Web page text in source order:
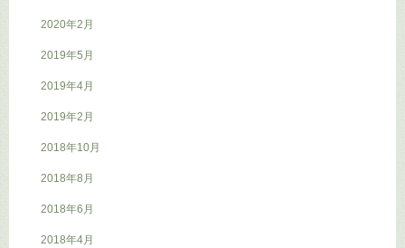
2020年2月
2019年5月
2019年4月
2019年2月
2018年10月
2018年8月
2018年6月
2018年4月